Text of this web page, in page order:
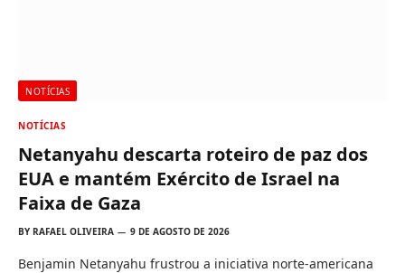
NOTÍCIAS
NOTÍCIAS
Netanyahu descarta roteiro de paz dos
EUA e mantém Exército de Israel na
Faixa de Gaza
BY RAFAEL OLIVEIRA 9 DE AGOSTO DE 2026
Benjamin Netanyahu frustrou a iniciativa norte-americana